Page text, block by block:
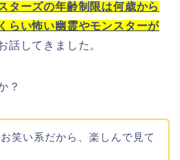
ターズの年齢制限は何歳から
らい怖い幽霊やモンスターが
話してきました。
？
笑い系だから、楽しんで見て